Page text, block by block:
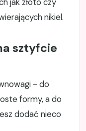
nikiel.
sztyfcie
- do
formy, a do
dodać nieco